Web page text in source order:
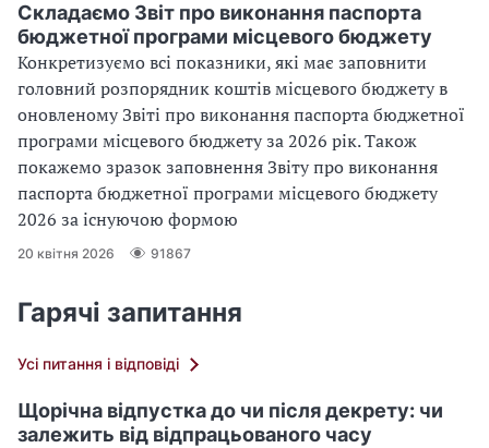
Складаємо Звіт про виконання паспорта
бюджетної програми місцевого бюджету
Конкретизуємо всі показники, які має заповнити
головний розпорядник коштів місцевого бюджету в
оновленому Звіті про виконання паспорта бюджетної
програми місцевого бюджету за 2026 рік. Також
покажемо зразок заповнення Звіту про виконання
паспорта бюджетної програми місцевого бюджету
2026 за існуючою формою
20 квітня 2026 91867
Гарячі запитання
Усі питання і відповіді
Щорічна відпустка до чи після декрету: чи
залежить від відпрацьованого часу